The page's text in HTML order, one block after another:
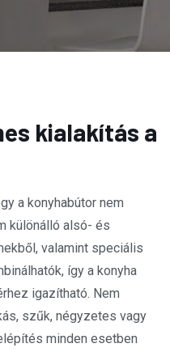
kialakítás a
a konyhabútor nem
különálló alsó- és
valamint speciális
így a konyha
igazítható. Nem
szűk, négyzetes vagy
minden esetben